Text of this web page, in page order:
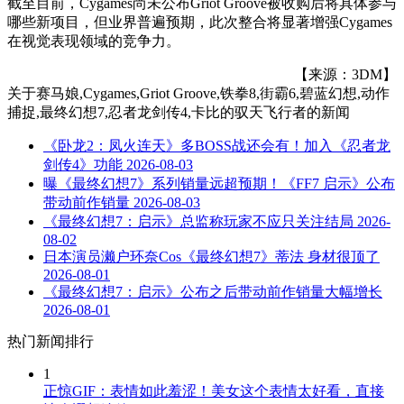
哪些新项目，但业界普遍预期，此次整合将显著增强Cygames
在视觉表现领域的竞争力。
【来源：3DM】
关于赛马娘,Cygames,Griot Groove,铁拳8,街霸6,碧蓝幻想,动作
捕捉,最终幻想7,忍者龙剑传4,卡比的驭天飞行者的新闻
《卧龙2：凤火连天》多BOSS战还会有！加入《忍者龙
剑传4》功能 2026-08-03
曝《最终幻想7》系列销量远超预期！《FF7 启示》公布
带动前作销量 2026-08-03
《最终幻想7：启示》总监称玩家不应只关注结局 2026-
08-02
日本演员濑户环奈Cos《最终幻想7》蒂法 身材很顶了
2026-08-01
《最终幻想7：启示》公布之后带动前作销量大幅增长
2026-08-01
热门新闻排行
1
正惊GIF：表情如此羞涩！美女这个表情太好看，直接